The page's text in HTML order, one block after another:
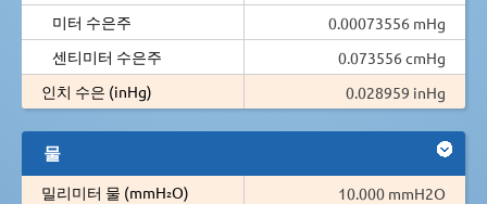
미터 수은주
0.00073556 mHg
센티미터 수은주
0.073556 cmHg
인치 수은 (inHg)
0.028959 inHg
물
밀리미터 물 (mmH₂O)
10.000 mmH2O